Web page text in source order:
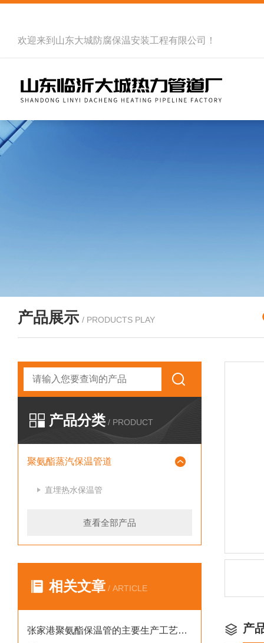
欢迎来到 山东大城防腐保温安装工程有限公司 ！
产品展示 / PRODUCTS PLAY
产品分类 / PRODUCT
聚氨酯蒸汽保温管道
直埋热水保温管
查看全部产品
相关文章 / ARTICLE
张家港聚氨酯保温管的主要生产工艺和流程 产